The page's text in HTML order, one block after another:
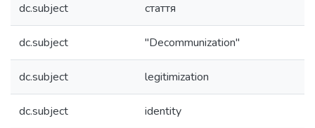
dc.subject стаття
dc.subject "Decommunization"
dc.subject legitimization
dc.subject identity